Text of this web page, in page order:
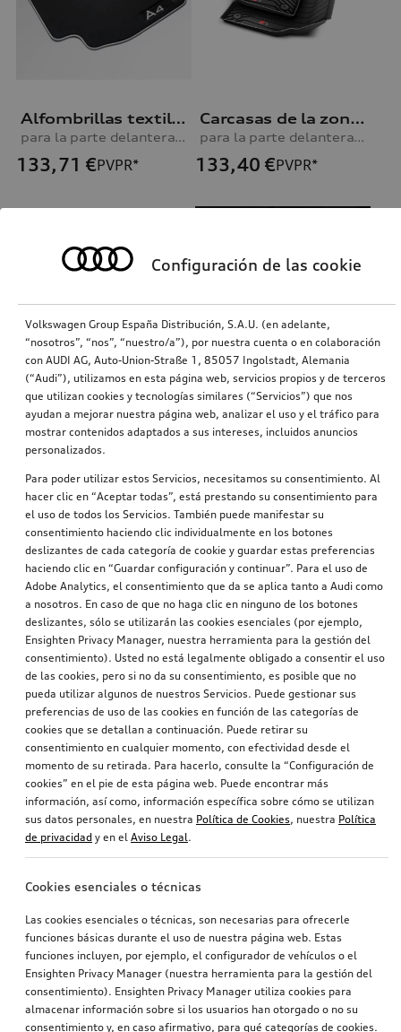
Alfombrillas textiles Premium A4
para la parte delantera, negro/gris plata
133,71 €PVPR*
Carcasas de la zona reposapiés Q6
para la parte delantera, negro
133,40 €PVPR*
Carcasas de la zona reposapiés Q6
para la parte delantera, negro
Alfombrillas de goma Q3
Para la parte delantera
Alfombrillas para todo tipo de clima SQ7
116,35€PVPR* 116,35€PVPR*
Alfombrillas para todo tipo de clima RSQ8 Alfombrillas para todo tipo de clima S8
Configuración de las cookie
Volkswagen Group España Distribución, S.A.U. (en adelante,
“nosotros”, “nos”, “nuestro/a”), por nuestra cuenta o en colaboración
con AUDI AG, Auto-Union-Straße 1, 85057 Ingolstadt, Alemania
(“Audi”), utilizamos en esta página web, servicios propios y de terceros
que utilizan cookies y tecnologías similares (“Servicios”) que nos
ayudan a mejorar nuestra página web, analizar el uso y el tráfico para
mostrar contenidos adaptados a sus intereses, incluidos anuncios
personalizados.
Para poder utilizar estos Servicios, necesitamos su consentimiento. Al
hacer clic en “Aceptar todas”, está prestando su consentimiento para
el uso de todos los Servicios. También puede manifestar su
consentimiento haciendo clic individualmente en los botones
deslizantes de cada categoría de cookie y guardar estas preferencias
haciendo clic en “Guardar configuración y continuar”. Para el uso de
Adobe Analytics, el consentimiento que da se aplica tanto a Audi como
a nosotros. En caso de que no haga clic en ninguno de los botones
deslizantes, sólo se utilizarán las cookies esenciales (por ejemplo,
Ensighten Privacy Manager, nuestra herramienta para la gestión del
consentimiento). Usted no está legalmente obligado a consentir el uso
de las cookies, pero si no da su consentimiento, es posible que no
pueda utilizar algunos de nuestros Servicios. Puede gestionar sus
preferencias de uso de las cookies en función de las categorías de
cookies que se detallan a continuación. Puede retirar su
consentimiento en cualquier momento, con efectividad desde el
momento de su retirada. Para hacerlo, consulte la “Configuración de
cookies” en el pie de esta página web. Puede encontrar más
información, así como, información específica sobre cómo se utilizan
sus datos personales, en nuestra Política de Cookies, nuestra Política
de privacidad y en el Aviso Legal.
Cookies esenciales o técnicas
Las cookies esenciales o técnicas, son necesarias para ofrecerle
funciones básicas durante el uso de nuestra página web. Estas
funciones incluyen, por ejemplo, el configurador de vehículos o el
Ensighten Privacy Manager (nuestra herramienta para la gestión del
consentimiento). Ensighten Privacy Manager utiliza cookies para
almacenar información sobre si los usuarios han otorgado o no su
consentimiento y, en caso afirmativo, para qué categorías de cookies.